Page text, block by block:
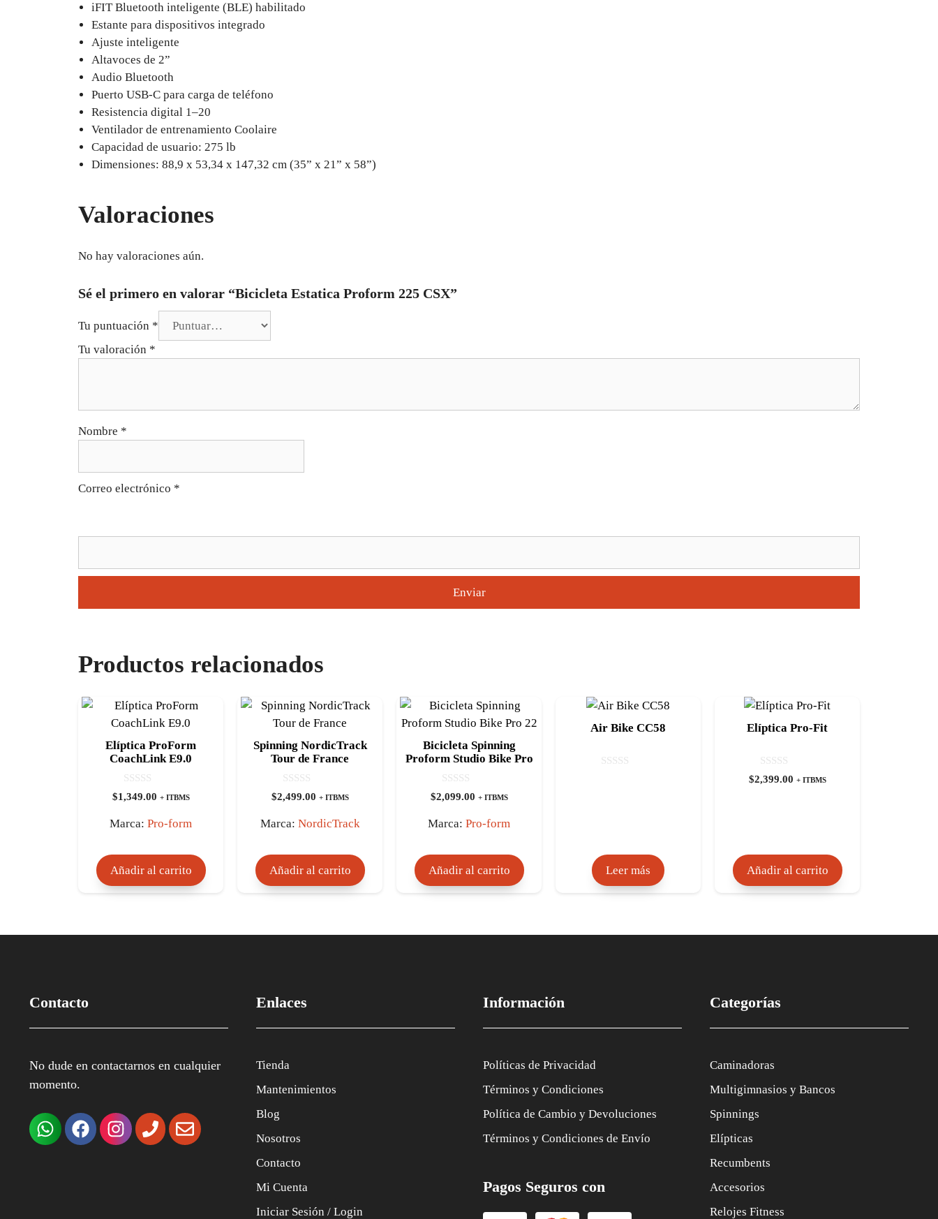
iFIT Bluetooth inteligente (BLE) habilitado
Estante para dispositivos integrado
Ajuste inteligente
Altavoces de 2”
Audio Bluetooth
Puerto USB-C para carga de teléfono
Resistencia digital 1–20
Ventilador de entrenamiento Coolaire
Capacidad de usuario: 275 lb
Dimensiones: 88,9 x 53,34 x 147,32 cm (35” x 21” x 58”)
Valoraciones
No hay valoraciones aún.
Sé el primero en valorar “Bicicleta Estatica Proform 225 CSX”
Tu puntuación *
Tu valoración *
Nombre *
Correo electrónico *
Productos relacionados
Elíptica ProForm
CoachLink E9.0
0
d
5
$1,349.00 + ITBMS
Marca: Pro-form
Añadir al carrito
Spinning NordicTrack
Tour de France
0
d
5
$2,499.00 + ITBMS
Marca: NordicTrack
Añadir al carrito
Bicicleta Spinning
Proform Studio Bike Pro
0
d
5
$2,099.00 + ITBMS
Marca: Pro-form
Añadir al carrito
Air Bike CC58
Leer más
Elíptica Pro-Fit
0
d
$2,399.00 + ITBMS
Añadir al carrito
Contacto
No dude en contactarnos en cualquier
momento.
Enlaces
Tienda
Mantenimientos
Blog
Nosotros
Contacto
Mi Cuenta
Iniciar Sesión / Login
Información
Políticas de Privacidad
Términos y Condiciones
Política de Cambio y Devoluciones
Términos y Condiciones de Envío
Pagos Seguros con
Categorías
Caminadoras
Multigimnasios y Bancos
Spinnings
Elípticas
Recumbents
Accesorios
Relojes Fitness